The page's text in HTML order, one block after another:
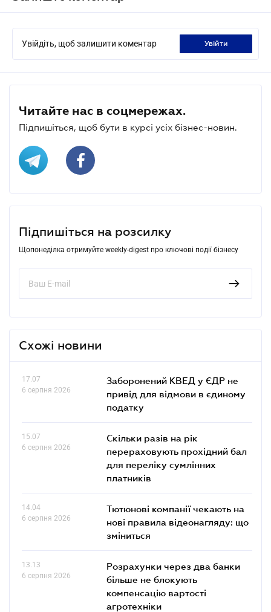
Увійдіть, щоб залишити коментар увійти
Читайте нас в соцмережах.
Підпишіться, щоб бути в курсі усіх бізнес-новин.
Підпишіться на розсилку
Щопонеділка отримуйте weekly-digest про ключові події бізнесу
Схожі новини
17.07
6 серпня 2026
Заборонений КВЕД у ЄДР не
привід для відмови в єдиному
податку
15.07
6 серпня 2026
Скільки разів на рік
перераховують прохідний бал
для переліку сумлінних
платників
14.04
6 серпня 2026
Тютюнові компанії чекають на
нові правила відеонагляду: що
зміниться
13.13
6 серпня 2026
Розрахунки через два банки
більше не блокують
компенсацію вартості
агротехніки